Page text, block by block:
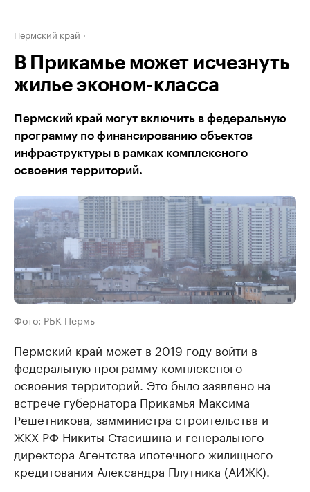
Пермский край
В Прикамье может исчезнуть
жилье эконом-класса
Пермский край могут включить в федеральную
программу по финансированию объектов
инфраструктуры в рамках комплексного
освоения территорий.
Фото: РБК Пермь
Пермский край может в 2019 году войти в
федеральную программу комплексного
освоения территорий. Это было заявлено на
встрече губернатора Прикамья Максима
Решетникова, замминистра строительства и
ЖКХ РФ Никиты Стасишина и генерального
директора Агентства ипотечного жилищного
кредитования Александра Плутника (АИЖК).